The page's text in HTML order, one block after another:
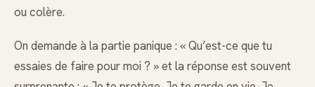
ou colère.
On demande à la partie panique : « Qu’est-ce que tu
essaies de faire pour moi ? » et la réponse est souvent